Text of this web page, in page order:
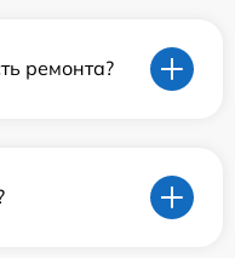
ремонта?